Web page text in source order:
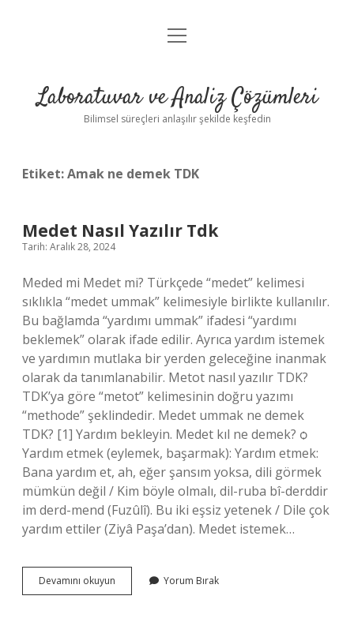
Anasayfa
Yasal Uyarı
menüyü
Laboratuvar ve Analiz Çözümleri
Bilimsel süreçleri anlaşılır şekilde keşfedin
Etiket:Amak ne demek TDK
Medet Nasıl Yazılır Tdk
Tarih: Aralık 28, 2024
Meded mi Medet mi? Türkçede “medet” kelimesi
sıklıkla “medet ummak” kelimesiyle birlikte kullanılır.
Bu bağlamda “yardımı ummak” ifadesi “yardımı
beklemek” olarak ifade edilir. Ayrıca yardım istemek
ve yardımın mutlaka bir yerden geleceğine inanmak
olarak da tanımlanabilir. Metot nasıl yazılır TDK?
TDK’ya göre “metot” kelimesinin doğru yazımı
“methode” şeklindedir. Medet ummak ne demek
TDK? [1] Yardım bekleyin. Medet kıl ne demek? ѻ
Yardım etmek (eylemek, başarmak): Yardım etmek:
Bana yardım et, ah, eğer şansım yoksa, dili görmek
mümkün değil / Kim böyle olmalı, dil-ruba bî-derddir
im derd-mend (Fuzûlî). Bu iki eşsiz yetenek / Dile çok
yardım ettiler (Ziyâ Paşa’dan). Medet istemek…
Devamını okuyun
Nasıl
Yorum Bırak